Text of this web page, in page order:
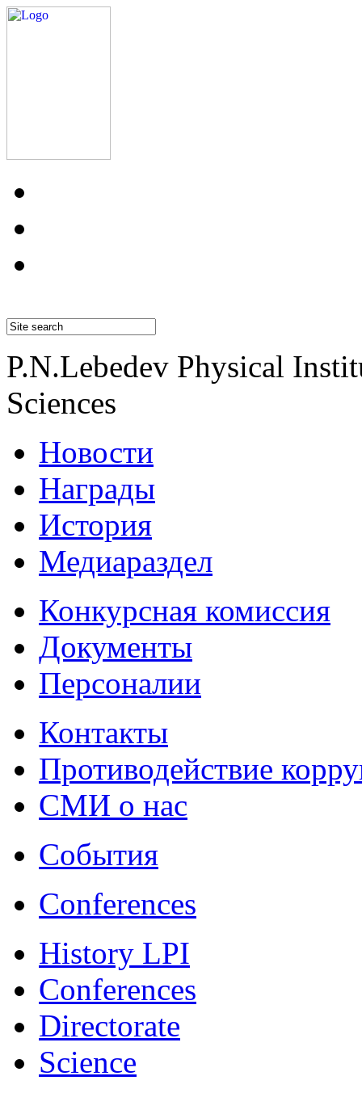
P.N.Lebedev Physical
Sciences
Новости
Награды
История
Медиараздел
Конкурсная комиссия
Документы
Персоналии
Контакты
Противодействие
СМИ о нас
События
Conferences
History LPI
Conferences
Directorate
Science